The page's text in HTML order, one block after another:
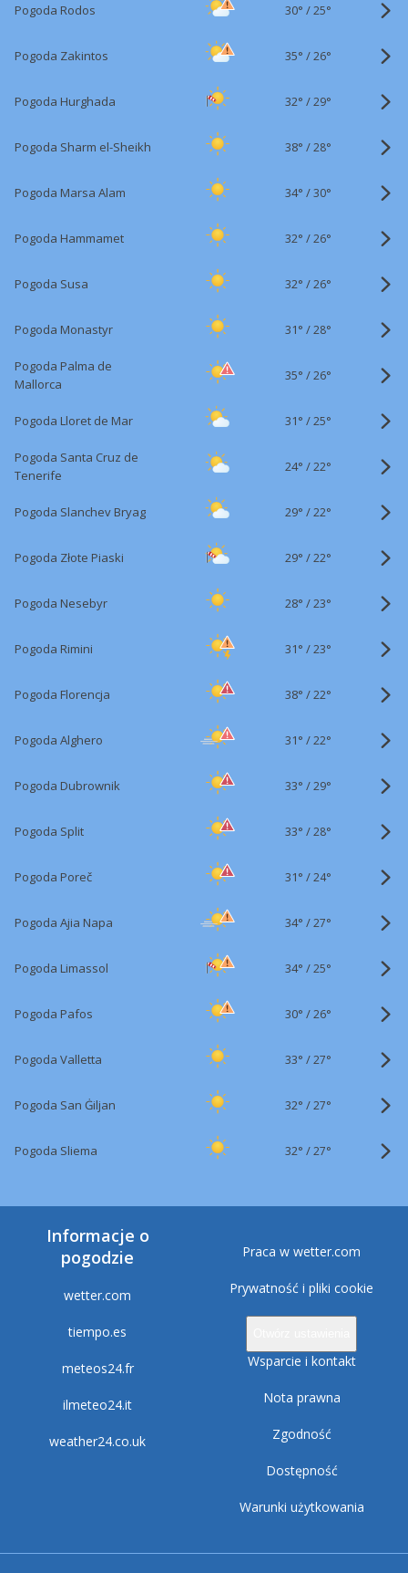
Pogoda Rodos 30° /25°
Pogoda Zakintos 35° /26°
Pogoda Hurghada 32° /29°
Pogoda Sharm el-Sheikh 38° /28°
Pogoda Marsa Alam 34° /30°
Pogoda Hammamet 32° /26°
Pogoda Susa 32° /26°
Pogoda Monastyr 31° /28°
Pogoda Palma de
Mallorca
35° /26°
Pogoda Lloret de Mar 31° /25°
Pogoda Santa Cruz de
Tenerife
24° /22°
Pogoda Slanchev Bryag 29° /22°
Pogoda Złote Piaski 29° /22°
Pogoda Nesebyr 28° /23°
Pogoda Rimini 31° /23°
Pogoda Florencja 38° /22°
Pogoda Alghero 31° /22°
Pogoda Dubrownik 33° /29°
Pogoda Split 33° /28°
Pogoda Poreč 31° /24°
Pogoda Ajia Napa 34° /27°
Pogoda Limassol 34° /25°
Pogoda Pafos 30° /26°
Pogoda Valletta 33° /27°
Pogoda San Ġiljan 32° /27°
Pogoda Sliema 32° /27°
Informacje o
pogodzie
wetter.com
tiempo.es
meteos24.fr
ilmeteo24.it
weather24.co.uk
Praca w wetter.com
Prywatność i pliki cookie
Wsparcie i kontakt
Nota prawna
Zgodność
Dostępność
Warunki użytkowania